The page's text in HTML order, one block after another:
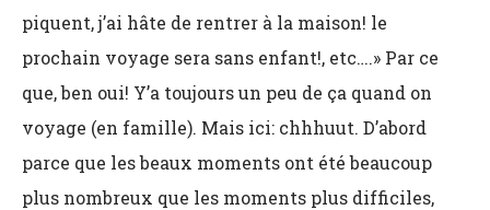
piquent, j’ai hâte de rentrer à la maison! le
prochain voyage sera sans enfant!, etc….» Par ce
que, ben oui! Y’a toujours un peu de ça quand on
voyage (en famille). Mais ici: chhhuut. D’abord
parce que les beaux moments ont été beaucoup
plus nombreux que les moments plus difficiles,